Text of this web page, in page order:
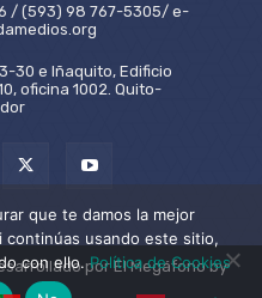
/ (593) 98 767-5305/ e-
30 e Iñaquito, Edificio
oficina 1002. Quito-
por El Megáfono by
que te damos la mejor
usando este sitio,
con ello.Política de Cookies